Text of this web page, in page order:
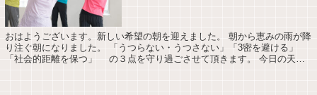
おはようございます。新しい希望の朝を迎えました。 朝から恵みの雨が降
り注ぐ朝になりました。 「うつらない・うつさない」「3密を避ける」
「社会的距離を保つ」 の３点を守り過ごさせて頂きます。 今日の天気